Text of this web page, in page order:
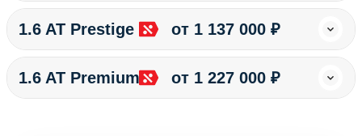
1.6 AT Prestige от 1 137 000 ₽
1.6 AT Premium от 1 227 000 ₽